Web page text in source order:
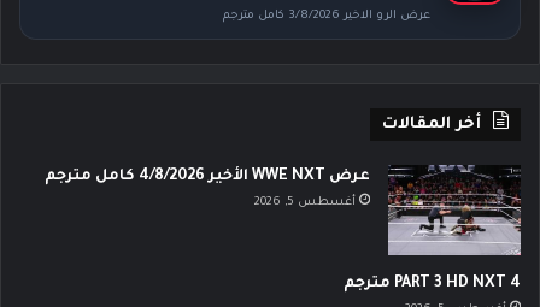
عرض الرو الاخير 3/8/2026 كامل مترجم
أخر المقالات
عرض WWE NXT الأخير 4/8/2026 كامل مترجم
أغسطس 5, 2026
PART 3 HD NXT 4 مترجم